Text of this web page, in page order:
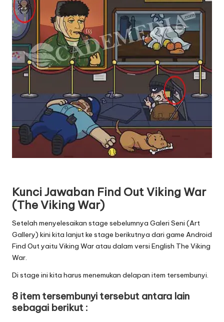
Kunci Jawaban Find Out Viking War
(The Viking War)
Setelah menyelesaikan stage sebelumnya Galeri Seni (Art
Gallery) kini kita lanjut ke stage berikutnya dari game Android
Find Out yaitu Viking War atau dalam versi English The Viking
War.
Di stage ini kita harus menemukan delapan item tersembunyi.
8 item tersembunyi tersebut antara lain
sebagai berikut :